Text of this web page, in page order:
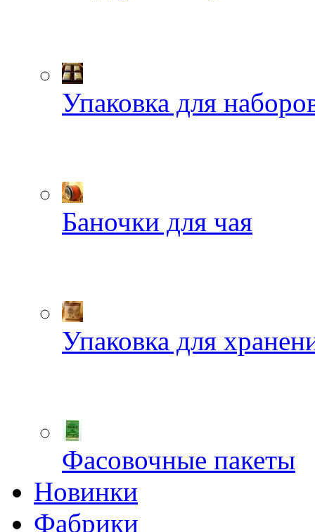
Упаковка для
Баночки для чая
Упаковка для
Фасовочные пакеты
Новинки
Фабрики